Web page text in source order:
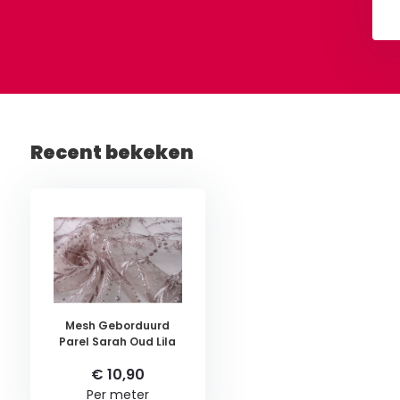
Recent bekeken
Mesh Geborduurd
Parel Sarah Oud Lila
€ 10,90
Per meter